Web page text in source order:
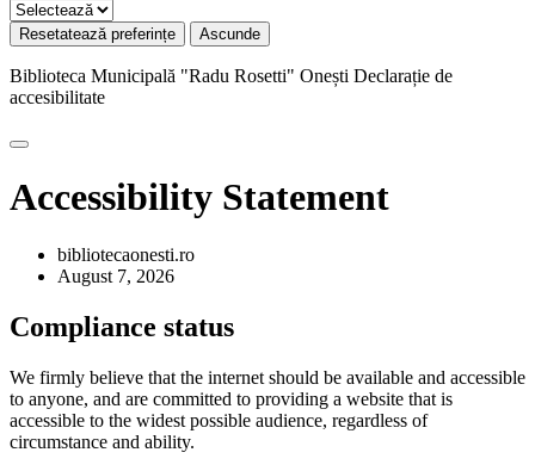
Resetatează preferințe Ascunde
Biblioteca Municipală "Radu Rosetti" Onești Declarație de
accesibilitate
Accessibility Statement
bibliotecaonesti.ro
August 7, 2026
Compliance status
We firmly believe that the internet should be available and accessible
to anyone, and are committed to providing a website that is
accessible to the widest possible audience, regardless of
circumstance and ability.